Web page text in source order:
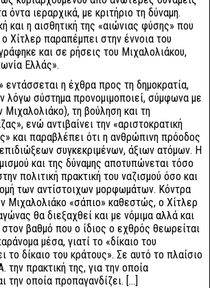
όντα ιεραρχικά, με κριτήριο τη δύναμη.
και η αισθητική της «αιώνιας φύσης» που
Χίτλερ παραπέμπει στην έννοια του
και σε ρήσεις του Μιχαλολιάκου,
Ελλάς».
εντάσσεται η έχθρα προς τη δημοκρατία,
λόγω σύστημα προνομιμοποιεί, σύμφωνα με
Μιχαλολιάκο), τη βούληση και τη
ενώ αντιβαίνει την «αριστοκρατική
και παραβλέπει ότι η ανθρώπινη πρόοδος
συγκεκριμένων, άξιων ατόμων. Η
και της δύναμης αποτυπώνεται τόσο
πολιτική πρακτική του ναζισμού όσο και
των αντίστοιχων μορφωμάτων. Κόντρα
Μιχαλολιάκο «σάπιο» καθεστώς, ο Χίτλερ
θα διεξαχθεί και με νόμιμα αλλά και
βαθμό που ο ίδιος ο εχθρός θεωρείται
μέσα, γιατί το «δίκαιο του
το δίκαιο του κράτους». Σε αυτό το πλαίσιο
την πρακτική της, για την οποία
την οποία προπαγανδίζει. […]